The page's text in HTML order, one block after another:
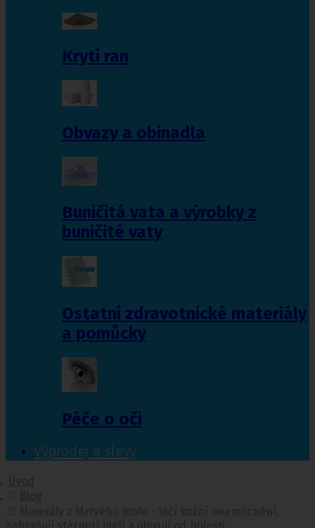
Krytí ran
Obvazy a obinadla
Buničitá vata a výrobky z
buničité vaty
Ostatní zdravotnické materiály
a pomůcky
Péče o oči
Výprodej a slevy